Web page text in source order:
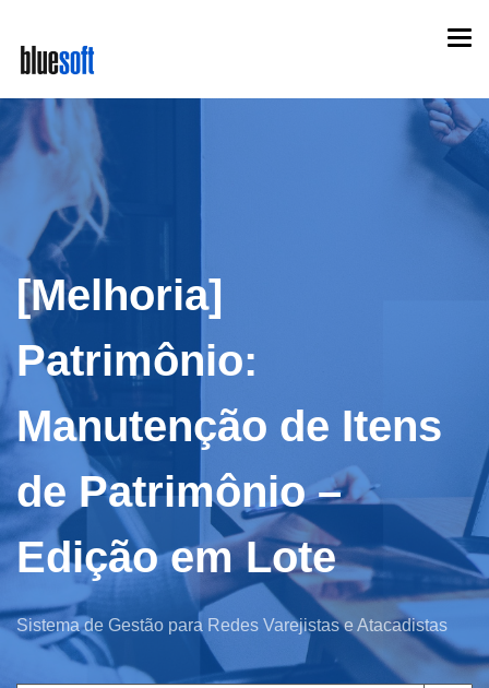
main
content
[Melhoria]
Patrimônio:
Manutenção de Itens
de Patrimônio –
Edição em Lote
Sistema de Gestão para Redes Varejistas e Atacadistas